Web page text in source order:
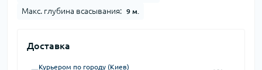
Макс. глубина всасывания: 9 м.
Доставка
Курьером по городу (Киев)